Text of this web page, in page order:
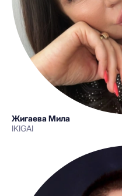
Жигаева Мила
IKIGAI